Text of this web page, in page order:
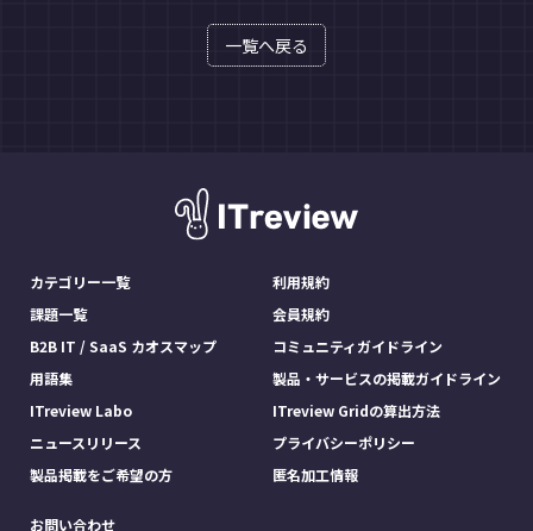
一覧へ戻る
カテゴリー一覧
課題一覧
B2B IT / SaaS カオスマップ
用語集
ITreview Labo
ニュースリリース
製品掲載をご希望の方
利用規約
会員規約
コミュニティガイドライン
製品・サービスの掲載ガイドライン
ITreview Gridの算出方法
プライバシーポリシー
匿名加工情報
お問い合わせ